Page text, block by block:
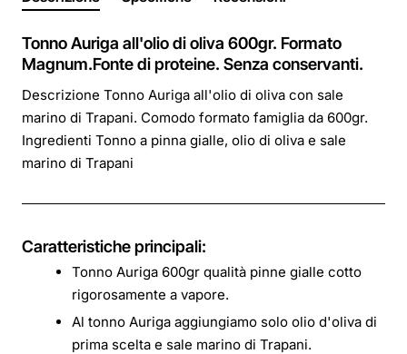
Tonno Auriga all'olio di oliva 600gr. Formato
Magnum.Fonte di proteine. Senza conservanti.
Descrizione Tonno Auriga all'olio di oliva con sale
marino di Trapani. Comodo formato famiglia da 600gr.
Ingredienti Tonno a pinna gialle, olio di oliva e sale
marino di Trapani
Caratteristiche principali:
Tonno Auriga 600gr qualità pinne gialle cotto
rigorosamente a vapore.
Al tonno Auriga aggiungiamo solo olio d'oliva di
prima scelta e sale marino di Trapani.